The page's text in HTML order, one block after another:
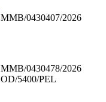
MMB/0430407/2026
MMB/0430478/2026
OD/5400/PEL